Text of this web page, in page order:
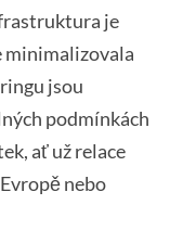
je
minimalizovala
jsou
podmínkách
ať už relace
nebo